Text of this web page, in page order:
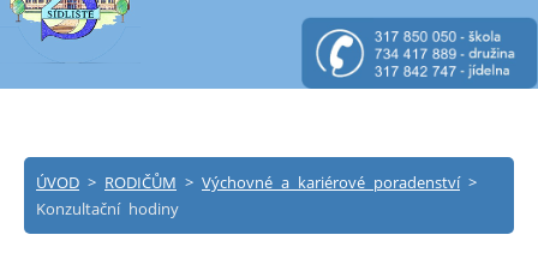
ÚVOD > RODIČŮM > Výchovné a kariérové poradenství >
Konzultační hodiny